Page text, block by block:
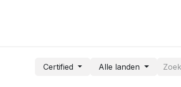
Certified Alle landen